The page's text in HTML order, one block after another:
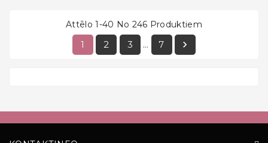
Attēlo 1-40 No 246 Produktiem
1 2 3 … 7 